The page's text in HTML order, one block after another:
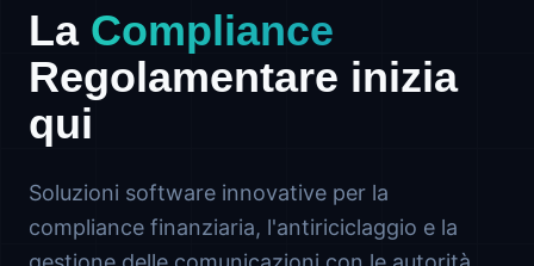
La Compliance
Regolamentare inizia
qui
Soluzioni software innovative per la
compliance finanziaria, l'antiriciclaggio e la